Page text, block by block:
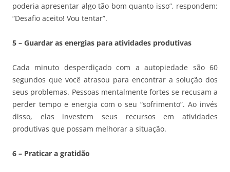
poderia apresentar algo tão bom quanto isso”, respondem:
“Desafio aceito! Vou tentar”.
5 – Guardar as energias para atividades produtivas
Cada minuto desperdiçado com a autopiedade são 60
segundos que você atrasou para encontrar a solução dos
seus problemas. Pessoas mentalmente fortes se recusam a
perder tempo e energia com o seu “sofrimento”. Ao invés
disso, elas investem seus recursos em atividades
produtivas que possam melhorar a situação.
6 – Praticar a gratidão